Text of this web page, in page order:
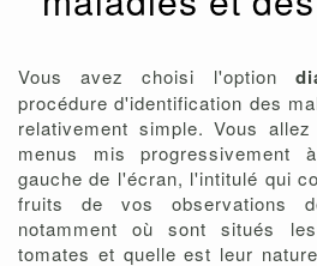
Vous avez choisi l'option
procédure d'identification des
relativement simple. Vous
menus mis progressivement
gauche de l'écran, l'intitulé qui
fruits de vos observations
notamment où sont situés
tomates et quelle est leur